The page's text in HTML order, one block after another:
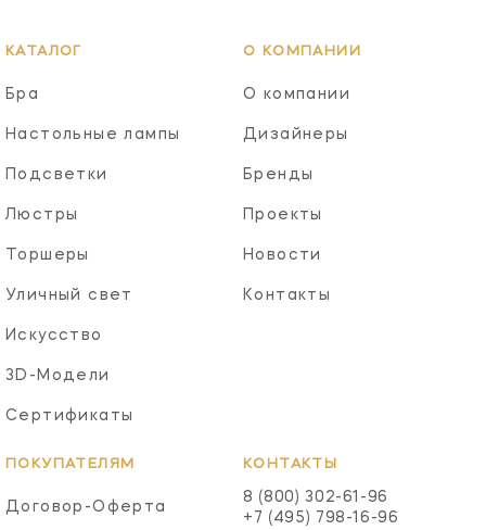
КАТАЛОГ
Бра
Настольные лампы
Подсветки
Люстры
Торшеры
Уличный свет
Искусство
3D-Модели
Сертификаты
О КОМПАНИИ
О компании
Дизайнеры
Бренды
Проекты
Новости
Контакты
ПОКУПАТЕЛЯМ
Договор-Оферта
КОНТАКТЫ
8 (800) 302-61-96
+7 (495) 798-16-96